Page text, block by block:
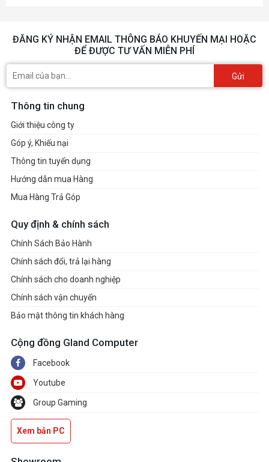
ĐĂNG KÝ NHẬN EMAIL THÔNG BÁO KHUYẾN MẠI HOẶC
ĐỂ ĐƯỢC TƯ VẤN MIỄN PHÍ
Gửi
Thông tin chung
Giới thiệu công ty
Góp ý, Khiếu nại
Thông tin tuyển dụng
Hướng dẫn mua Hàng
Mua Hàng Trả Góp
Quy định & chính sách
Chính Sách Bảo Hành
Chính sách đổi, trả lại hàng
Chính sách cho doanh nghiệp
Chính sách vận chuyển
Bảo mật thông tin khách hàng
Cộng đồng Gland Computer
Facebook
Youtube
Group Gaming
Xem bản PC